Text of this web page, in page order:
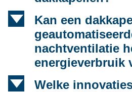
d
Kan een
nachtventilatie
energieverbruik
d
Welke